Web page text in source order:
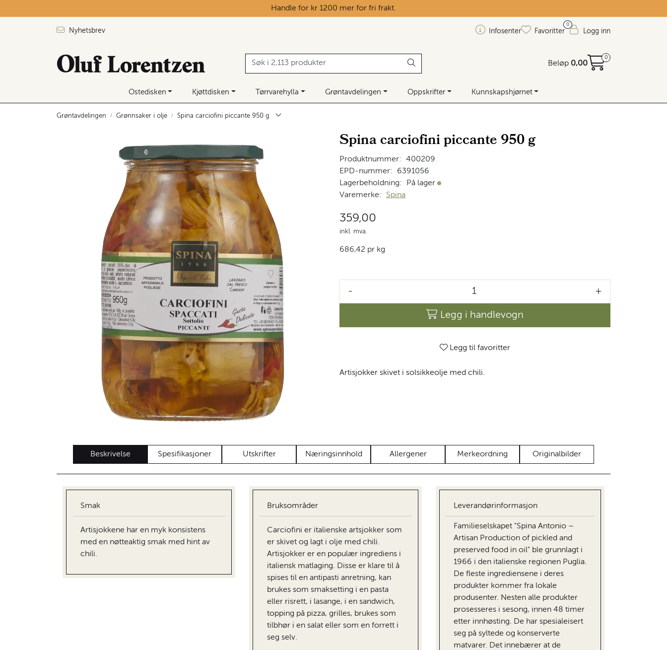
Handle for kr 1200 mer for fri frakt.
Nyhetsbrev Infosenter
0
Favoritter Logg inn
Beløp 0,00
0
Ostedisken Kjøttdisken Tørrvarehylla Grøntavdelingen Oppskrifter Kunnskapshjørnet
Grøntavdelingen Grønnsaker i olje Spina carciofini piccante 950 g
Spina carciofini piccante 950 g
Produktnummer:
400209
EPD-nummer:
6391056
Lagerbeholdning:
På lager På lager
Varemerke: Spina
359,00
inkl. mva.
686,42 pr kg
- +
Legg i handlevogn
Legg til favoritter
Artisjokker skivet i solsikkeolje med chili.
Beskrivelse Spesifikasjoner Utskrifter Næringsinnhold Allergener Merkeordning Originalbilder
Smak
Artisjokkene har en myk konsistens
med en nøtteaktig smak med hint av
chili.
Bruksområder
Carciofini er italienske artsjokker som
er skivet og lagt i olje med chili.
Artisjokker er en populær ingrediens i
italiensk matlaging. Disse er klare til å
spises til en antipasti anretning, kan
brukes som smaksetting i en pasta
eller risrett, i lasange, i en sandwich,
topping på pizza, grilles, brukes som
tilbhør i en salat eller som en forrett i
seg selv.
Leverandørinformasjon
Familieselskapet "Spina Antonio –
Artisan Production of pickled and
preserved food in oil" ble grunnlagt i
1966 i den italienske regionen Puglia.
De fleste ingrediensene i deres
produkter kommer fra lokale
produsenter. Nesten alle produkter
prosesseres i sesong, innen 48 timer
etter innhøsting. De har spesialeisert
seg på syltede og konserverte
matvarer. Det innebærer at de